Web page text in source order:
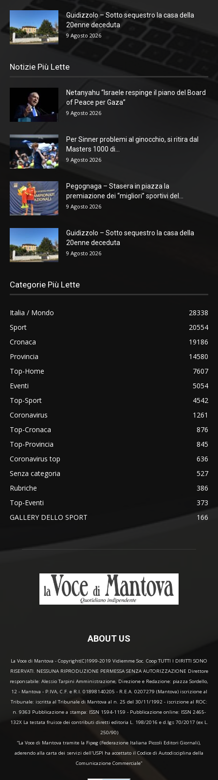
Guidizzolo – Sotto sequestro la casa della
20enne deceduta
9 Agosto 2026
Notizie Più Lette
Netanyahu “Israele respinge il piano del Board
of Peace per Gaza”
9 Agosto 2026
Per Sinner problemi al ginocchio, si ritira dal
Masters 1000 di...
9 Agosto 2026
Pegognaga – Stasera in piazza la
premiazione dei “migliori” sportivi del...
9 Agosto 2026
Guidizzolo – Sotto sequestro la casa della
20enne deceduta
9 Agosto 2026
Categorie Più Lette
Italia / Mondo
28338
Sport
20554
Cronaca
19186
Provincia
14580
Top-Home
7607
Eventi
5054
Top-Sport
4542
Coronavirus
1261
Top-Cronaca
876
Top-Provincia
845
Coronavirus top
636
Senza categoria
527
Rubriche
386
Top-Eventi
373
GALLERY DELLO SPORT
166
ABOUT US
La Voce di Mantova - Copyright(C)1999-2019 Vidiemme Soc. Coop TUTTI I DIRITTI SONO
RISERVATI. NESSUNA RIPRODUZIONE PERMESSA SENZA AUTORIZZAZIONE Direttore
responsabile: Alessio Tarpini Amministrazione, Direzione e Redazione: piazza Sordello,
12 - Mantova - P.IVA, C.F. e R.I. 01898140205 - R.E.A. 0207279 (Mantova) iscrizione al
Tribunale: iscritta al Tribunale di Mantova al n. 25 del 30/11/1992 - iscrizione al ROC:
n. 9363 Pubblicazione a stampa: ISSN 1594-1159 - Pubblicazione online: ISSN 2465-
132X La testata fruisce dei contributi diretti editoria L. 198/2016 e d.lgs 70/2017 (ex L.
250/90)
“La Voce di Mantova tramite la Fipeg (Federazione Italiana Piccoli Editori Giornali),
aderendo alla carta dei servizi dell'USPI ha accettato il Codice di Autodisciplina della
Comunicazione Commerciale"